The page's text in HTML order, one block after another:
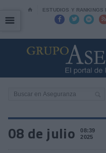
⌂ ESTUDIOS Y RANKINGS
   
☰
☰
08 de julio
08:39
2025